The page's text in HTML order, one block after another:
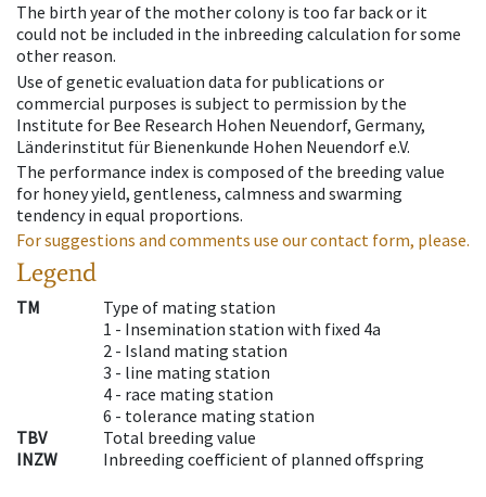
The birth year of the mother colony is too far back or it
could not be included in the inbreeding calculation for some
other reason.
Use of genetic evaluation data for publications or
commercial purposes is subject to permission by the
Institute for Bee Research Hohen Neuendorf, Germany,
Länderinstitut für Bienenkunde Hohen Neuendorf e.V.
The performance index is composed of the breeding value
for honey yield, gentleness, calmness and swarming
tendency in equal proportions.
For suggestions and comments use our contact form, please.
Legend
TM
Type of mating station
1 - Insemination station with fixed 4a
2 - Island mating station
3 - line mating station
4 - race mating station
6 - tolerance mating station
TBV
Total breeding value
INZW
Inbreeding coefficient of planned offspring